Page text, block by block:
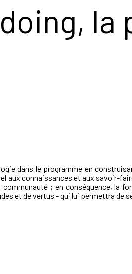
la
dans le programme en
aux connaissances et aux savoir-
; en conséquence, la
et de vertus - qui lui permettra de